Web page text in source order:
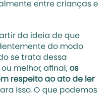
entre crianças e
da ideia de que
do modo
se trata dessa
melhor, afinal, os
respeito ao ato de ler
isso. O que podemos